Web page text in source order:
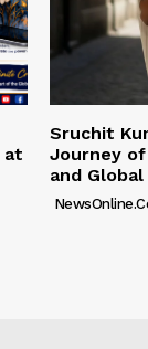
at
Sruchit
Journey
and